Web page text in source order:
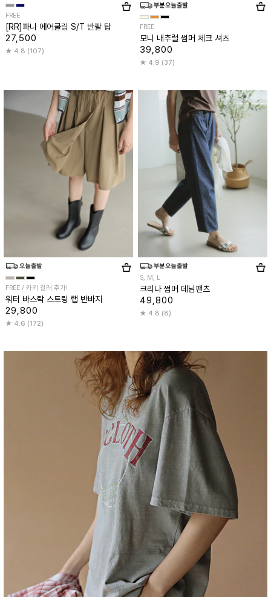
FREE
[RR]파니 에어쿨링 S/T 반팔 탑
27,500
4.8 (107)
FREE
모니 내추럴 썸머 체크 셔츠
39,800
4.9 (37)
FREE / 카키 컬러 추가!
워터 바스락 스트링 랩 반바지
29,800
4.6 (172)
S, M, L
크리나 썸머 데님팬츠
49,800
4.8 (8)